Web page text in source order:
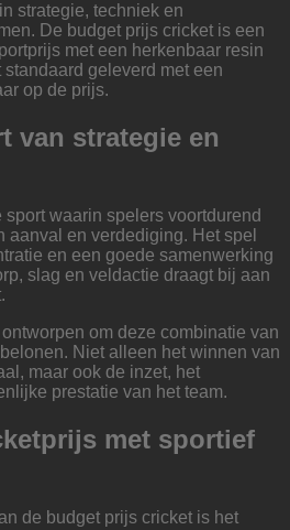
strategie, techniek en
De budget prijs cricket is een
met een herkenbaar resin
geleverd met een
op de prijs.
van strategie en
waarin spelers voortdurend
aanval en verdediging. Het spel
en een goede samenwerking
slag en veldactie draagt bij aan
om deze combinatie van
Niet alleen het winnen van
maar ook de inzet, het
prestatie van het team.
met sportief
de budget prijs cricket is het